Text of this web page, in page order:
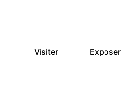
Visiter Exposer